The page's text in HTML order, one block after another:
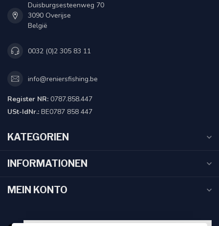
Duisburgsesteenweg 70
3090 Overijse
België
0032 (0)2 305 83 11
info@reniersfishing.be
Register NR: 0787.858.447
USt-IdNr.: BE0787 858 447
KATEGORIEN
INFORMATIONEN
MEIN KONTO